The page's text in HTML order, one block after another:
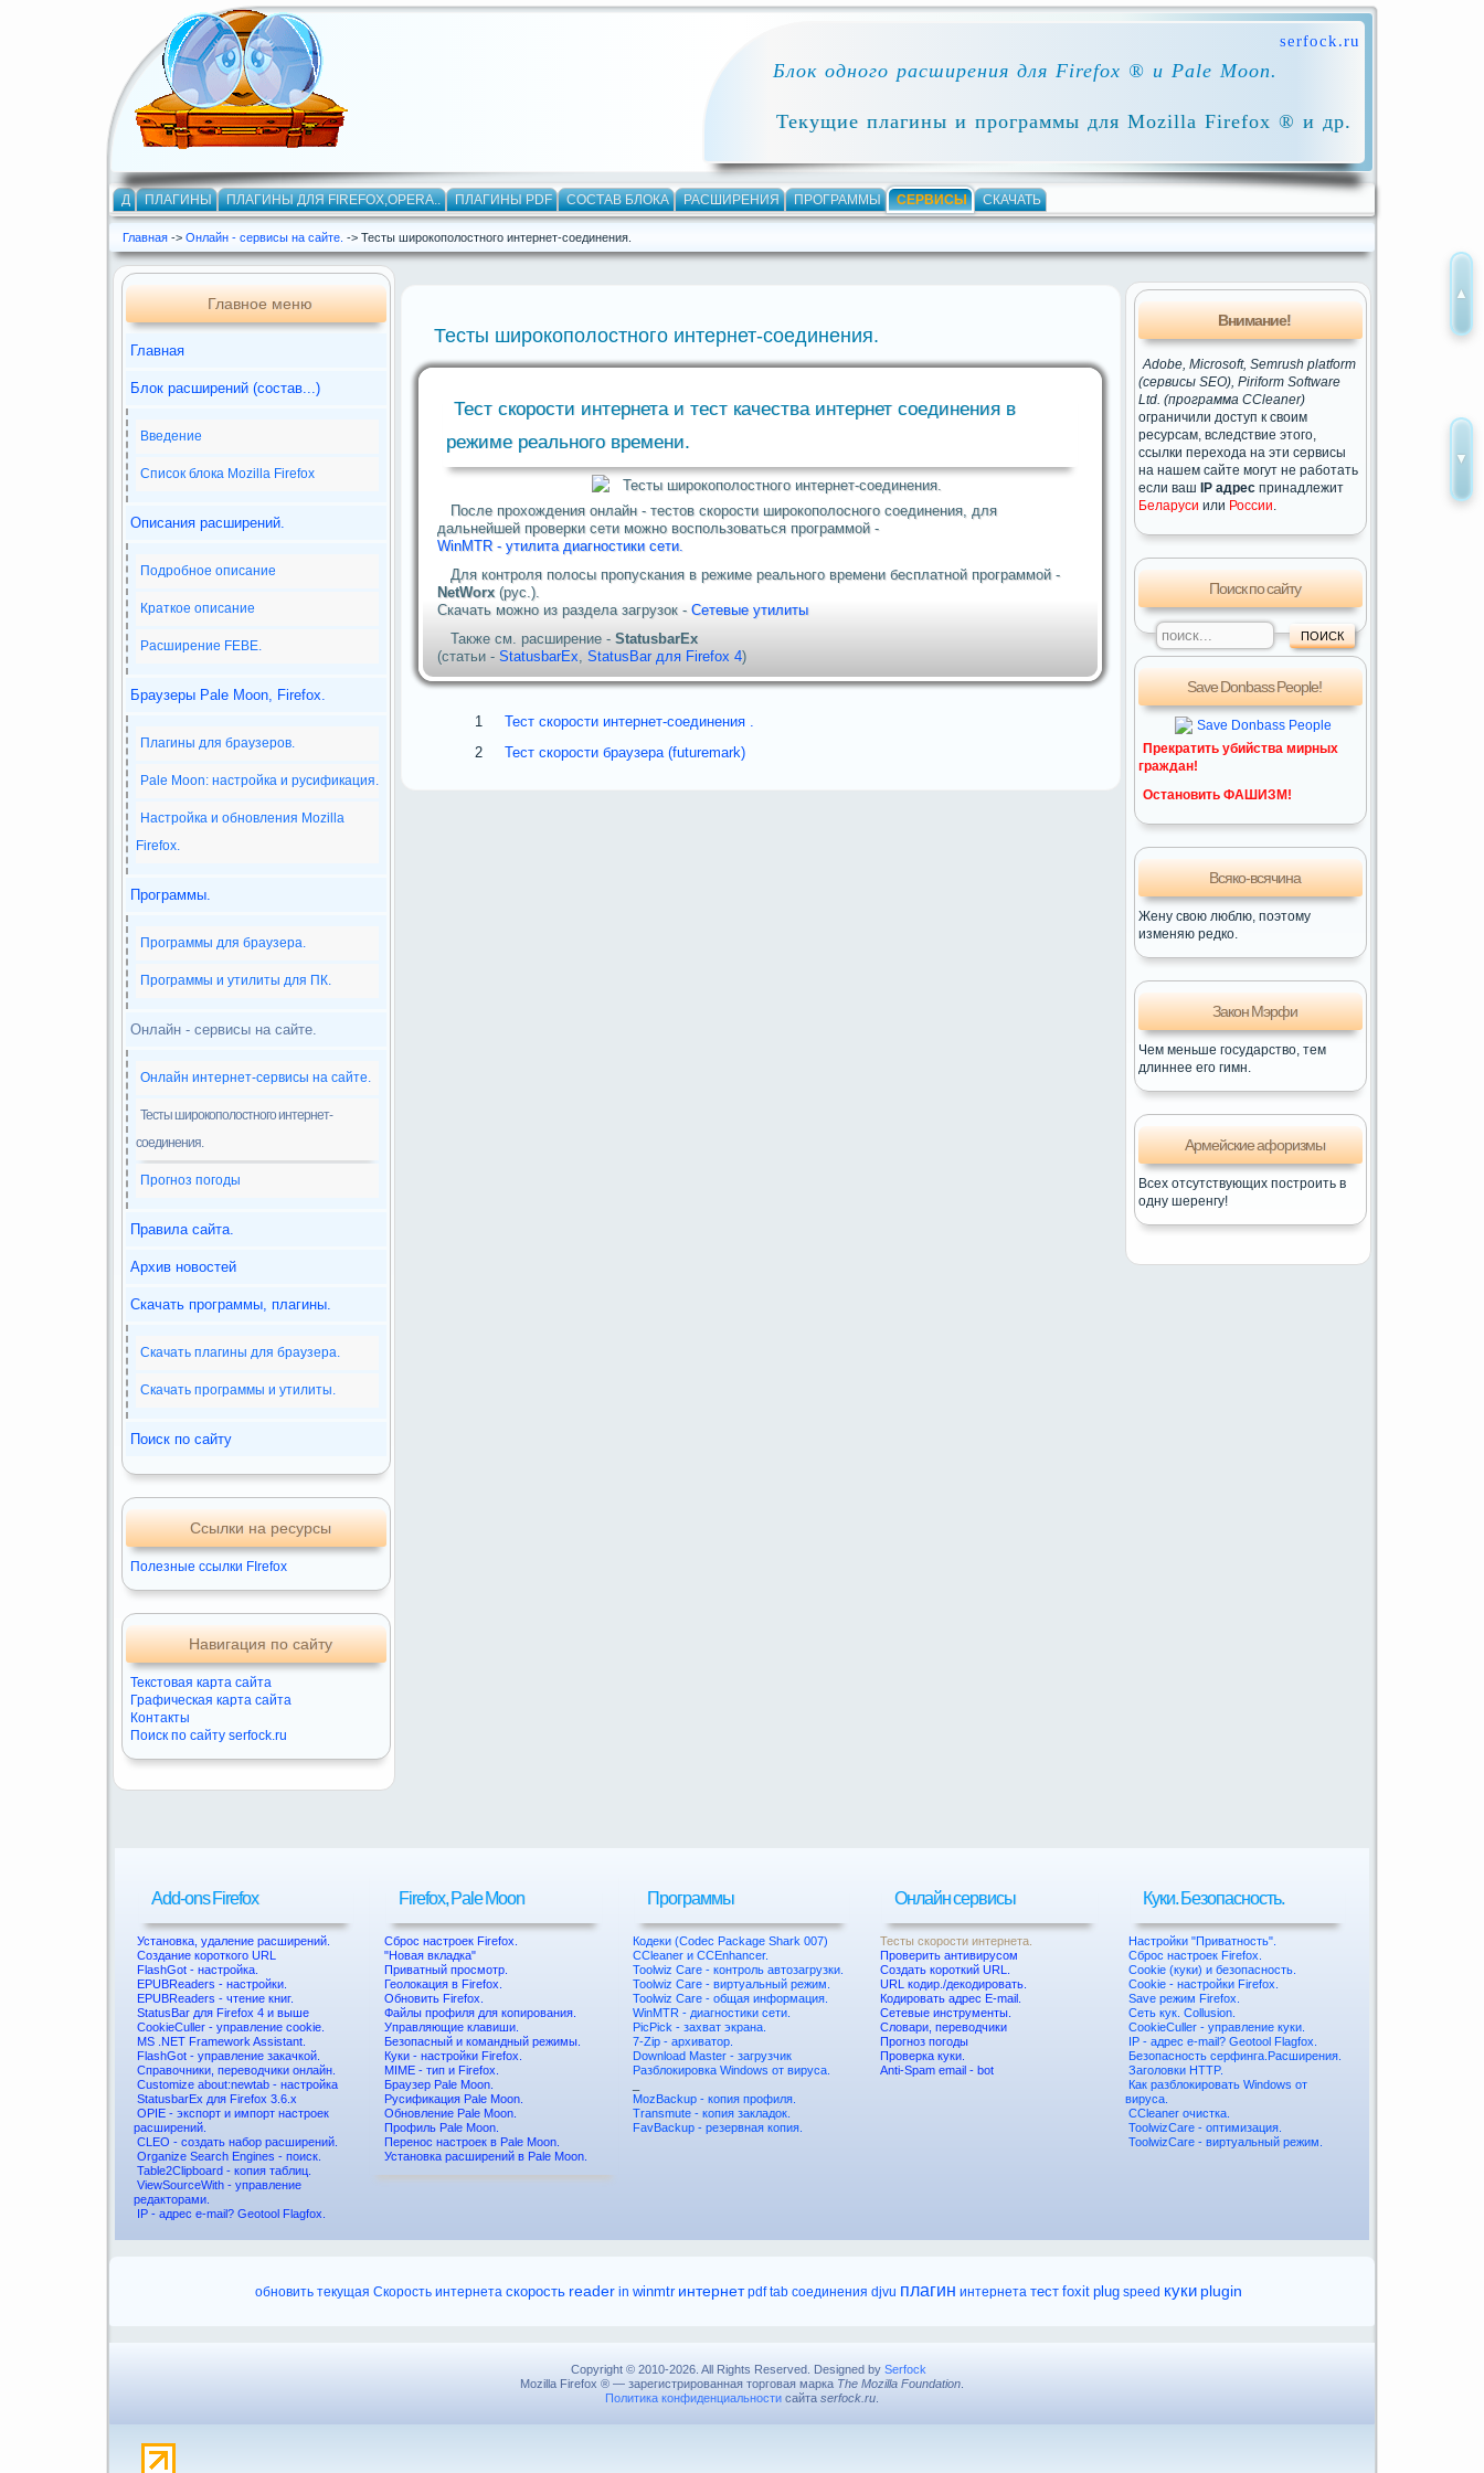
serfock.ru
Блок одного расширения для Firefox ® и Pale Moon.
Текущие плагины и программы для Mozilla Firefox ® и др.
Д ПЛАГИНЫ ПЛАГИНЫ ДЛЯ FIREFOX,OPERA.. ПЛАГИНЫ PDF СОСТАВ БЛОКА РАСШИРЕНИЯ ПРОГРАММЫ СЕРВИСЫ СКАЧАТЬ
Главная -> Онлайн - сервисы на сайте. -> Тесты широкополостного интернет-соединения.
Главное меню
Главная
Блок расширений (состав...)
Введение
Список блока Mozilla Firefox
Описания расширений.
Подробное описание
Краткое описание
Расширение FEBE.
Браузеры Pale Moon, Firefox.
Плагины для браузеров.
Pale Moon: настройка и русификация.
Настройка и обновления Mozilla
Firefox.
Программы.
Программы для браузера.
Программы и утилиты для ПК.
Онлайн - сервисы на сайте.
Онлайн интернет-сервисы на сайте.
Тесты широкополостного интернет-
соединения.
Прогноз погоды
Правила сайта.
Архив новостей
Скачать программы, плагины.
Скачать плагины для браузера.
Скачать программы и утилиты.
Поиск по сайту
Ссылки на ресурсы
Полезные ссылки FIrefox
Навигация по сайту
Текстовая карта сайта
Графическая карта сайта
Контакты
Поиск по сайту serfock.ru
Тесты широкополостного интернет-соединения.
Тест скорости интернета и тест качества интернет соединения в
режиме реального времени.
После прохождения онлайн - тестов скорости широкополосного соединения, для
дальнейшей проверки сети можно воспользоваться программой -
WinMTR - утилита диагностики сети.
Для контроля полосы пропускания в режиме реального времени бесплатной программой -
NetWorx(рус.).
Скачать можно из раздела загрузок -Сетевые утилиты
Также см. расширение -StatusbarEx
(статьи -StatusbarEx,StatusBar для Firefox 4)
1
Тест скорости интернет-соединения .
2
Тест скорости браузера (futuremark)
Внимание!
Adobe, Microsoft, Semrush platform
(сервисы SEO), Piriform Software
Ltd. (программа CCleaner)
ограничили доступ к своим
ресурсам, вследствие этого,
ссылки перехода на эти сервисы
на нашем сайте могут не работать
если ваш
IP адрес принадлежит
Беларуси или России.
Поиск по сайту
Save Donbass People!
Прекратить убийства мирных
граждан!
Остановить ФАШИЗМ!
Всяко-всячина
Жену свою люблю, поэтому
изменяю pедко.
Закон Мэрфи
Чем меньше государство, тем
длиннее его гимн.
Армейские афоризмы
Всех отсутствующих построить в
одну шеренгу!
Add-ons Firefox
Установка, удаление расширений.
Создание короткого URL
FlashGot - настройка.
EPUBReaders - настройки.
EPUBReaders - чтение книг.
StatusBar для Firefox 4 и выше
CookieCuller - управление cookie.
MS .NET Framework Assistant.
FlashGot - управление закачкой.
Справочники, переводчики онлайн.
Customize about:newtab - настройка
StatusbarEx для Firefox 3.6.x
OPIE - экспорт и импорт настроек
расширений.
CLEO - создать набор расширений.
Organize Search Engines - поиск.
Table2Clipboard - копия таблиц.
ViewSourceWith - управление
редакторами.
IP - адрес e-mail? Geotool Flagfox.
Firefox, Pale Moon
Сброс настроек Firefox.
"Новая вкладка"
Приватный просмотр.
Геолокация в Firefox.
Обновить Firefox.
Файлы профиля для копирования.
Управляющие клавиши.
Безопасный и командный режимы.
Куки - настройки Firefox.
MIME - тип и Firefox.
Браузер Pale Moon.
Русификация Pale Moon.
Обновление Pale Moon.
Профиль Pale Moon.
Перенос настроек в Pale Moon.
Установка расширений в Pale Moon.
Программы
Кодеки (Codec Package Shark 007)
CCleaner и CCEnhancer.
Toolwiz Care - контроль автозагрузки.
Toolwiz Care - виртуальный режим.
Toolwiz Care - общая информация.
WinMTR - диагностики сети.
PicPick - захват экрана.
7-Zip - архиватор.
Download Master - загрузчик
Разблокировка Windows от вируса.
MozBackup - копия профиля.
Transmute - копия закладок.
FavBackup - резервная копия.
Онлайн сервисы
Тесты скорости интернета.
Проверить антивирусом
Создать короткий URL.
URL кодир./декодировать.
Кодировать адрес E-mail.
Сетевые инструменты.
Словари, переводчики
Прогноз погоды
Проверка куки.
Anti-Spam email - bot
Куки. Безопасность.
Настройки "Приватность".
Сброс настроек Firefox.
Cookie (куки) и безопасность.
Cookie - настройки Firefox.
Save режим Firefox.
Сеть кук. Collusion.
CookieCuller - управление куки.
IP - адрес e-mail? Geotool Flagfox.
Безопасность серфинга.Расширения.
Заголовки HTTP.
Как разблокировать Windows от
вируса.
CCleaner очистка.
ToolwizCare - оптимизация.
ToolwizCare - виртуальный режим.
обновить текущая Скорость интернета скорость reader in winmtr интернет pdf tab соединения djvu плагин интернета тест foxit plug speed куки plugin
Copyright © 2010-2026. All Rights Reserved. Designed by Serfock
Mozilla Firefox ® — зарегистрированная торговая марка The Mozilla Foundation
Политика конфиденциальности сайта serfock.ru